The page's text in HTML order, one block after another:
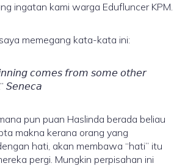
ingatan kami warga Edufluncer KPM.
memegang kata-kata ini:
𝘤𝘰𝘮𝘦𝘴 𝘧𝘳𝘰𝘮 𝘴𝘰𝘮𝘦 𝘰𝘵𝘩𝘦𝘳
𝘚𝘦𝘯𝘦𝘤𝘢
pun puan Haslinda berada beliau
makna kerana orang yang
hati, akan membawa “hati” itu
pergi. Mungkin perpisahan ini